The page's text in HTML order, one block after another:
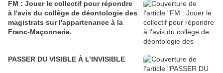
FM : Jouer le collectif pour répondre
à l'avis du collège de déontologie des
magistrats sur l'appartenance à la
Franc-Maçonnerie.
PASSER DU VISIBLE À L’INVISIBLE